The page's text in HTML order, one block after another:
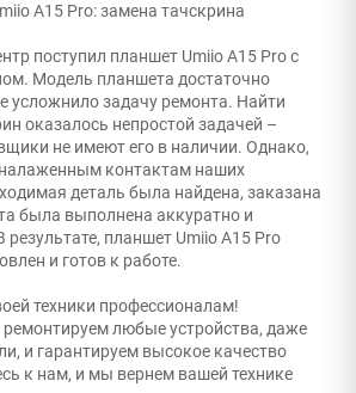
A15 Pro: замена тачскрина
поступил планшет Umiio A15 Pro с
Модель планшета достаточно
усложнило задачу ремонта. Найти
оказалось непростой задачей –
не имеют его в наличии. Однако,
контактам наших
деталь была найдена, заказана
была выполнена аккуратно и
планшет Umiio A15 Pro
и готов к работе.
техники профессионалам!
любые устройства, даже
и гарантируем высокое качество
к нам, и мы вернем вашей технике